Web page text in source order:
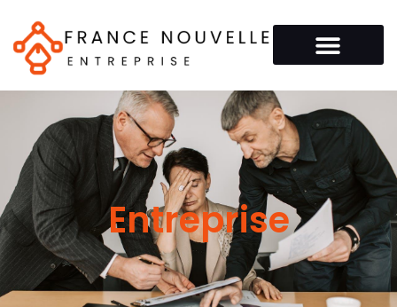
Entreprise